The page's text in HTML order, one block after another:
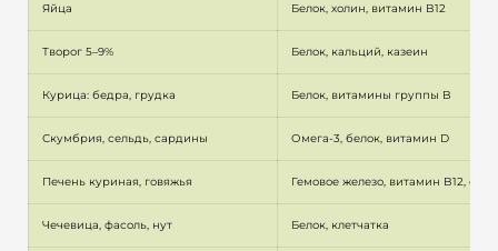
Яйца Белок, холин, витамин B12
Творог 5–9% Белок, кальций, казеин
Курица: бедра, грудка Белок, витамины группы B
Скумбрия, сельдь, сардины Омега-3, белок, витамин D
Печень куриная, говяжья Гемовое железо, витамин B12,
Чечевица, фасоль, нут Белок, клетчатка